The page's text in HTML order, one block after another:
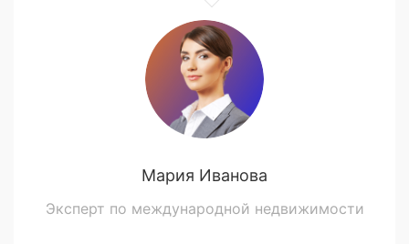
Мария Иванова
Эксперт по международной недвижимости